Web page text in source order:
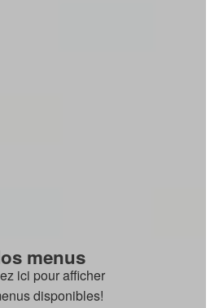
menus
ici pour afficher
disponibles!